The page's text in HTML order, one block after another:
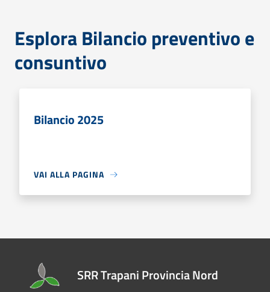
Esplora Bilancio preventivo e
consuntivo
Bilancio 2025
VAI ALLA PAGINA
SRR Trapani Provincia Nord